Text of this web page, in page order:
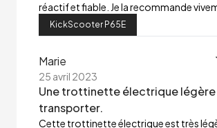
réactif et fiable. Je la recommande
KickScooter P65E
Marie
25 avril 2023
Une trottinette électrique légère
transporter.
Cette trottinette électrique est très